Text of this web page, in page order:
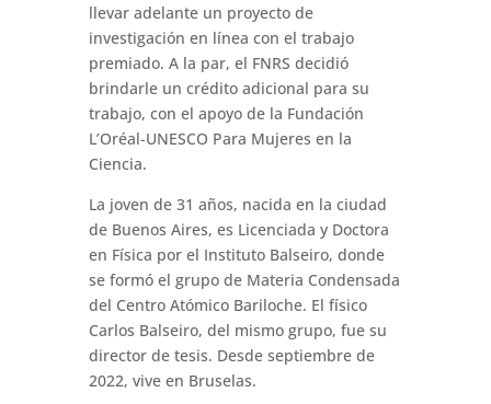
llevar adelante un proyecto de
investigación en línea con el trabajo
premiado. A la par, el FNRS decidió
brindarle un crédito adicional para su
trabajo, con el apoyo de la Fundación
L’Oréal-UNESCO Para Mujeres en la
Ciencia.
La joven de 31 años, nacida en la ciudad
de Buenos Aires, es Licenciada y Doctora
en Física por el Instituto Balseiro, donde
se formó el grupo de Materia Condensada
del Centro Atómico Bariloche. El físico
Carlos Balseiro, del mismo grupo, fue su
director de tesis. Desde septiembre de
2022, vive en Bruselas.